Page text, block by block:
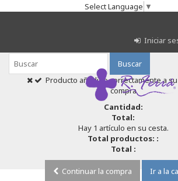
Select Language ▼
Iniciar
Buscar
Producto añadido correctamente a
compra
Cantidad:
Total:
Hay 1 artículo en su cesta.
Total productos: :
Total :
Continuar la compra
Ir a la